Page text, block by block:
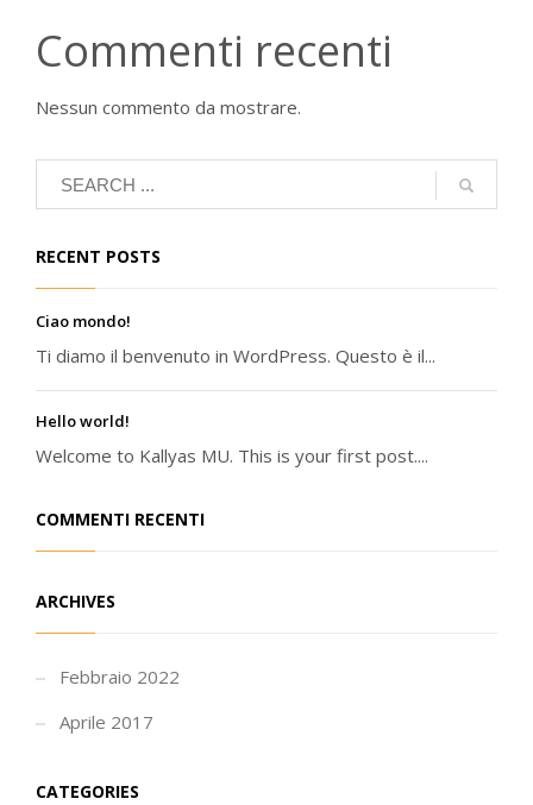
Commenti recenti
Nessun commento da mostrare.
RECENT POSTS
Ciao mondo!
Ti diamo il benvenuto in WordPress. Questo è il...
Hello world!
Welcome to Kallyas MU. This is your first post....
COMMENTI RECENTI
ARCHIVES
Febbraio 2022
Aprile 2017
CATEGORIES